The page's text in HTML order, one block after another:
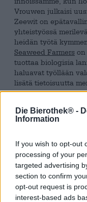
Die Bierothek® -
Information
If you wish to opt-out
processing of your
targeted advertising
section to confirm
opt-out request is
interest-based ads
Vrouwen julkaisi
Zeewit on
yhteistyössä
heidän työtä
Seaweed Farmers on
tuottaa biologisia
haluavat työllään
lisätä tietoisuutta
ilmakehästä
eläimille ja linnuille.
hanketta!
Zonnig Zeewitin
levät eivät ole vain
monipuolisia.
merivihannekset
sitrushedelmien
mineraalisilla,